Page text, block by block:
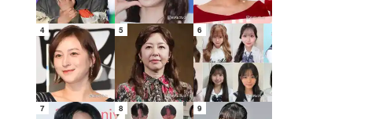
4 5 6
7 8 9